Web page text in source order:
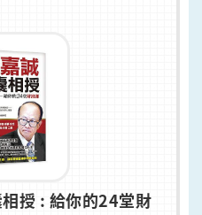
授 : 給你的24堂財